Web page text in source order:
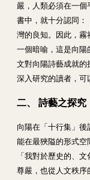
嚴，人類必須在一
書中，就十分認同：
灣的良知。因此，霧
一個暗喻，這是向陽
文對向陽詩藝成就的
深入研究的讀者，可
二、 詩藝之探究
向陽在「十行集」後
能在最狹隘的形式空
「我對於歷史的、
尊嚴，也從人文秩序